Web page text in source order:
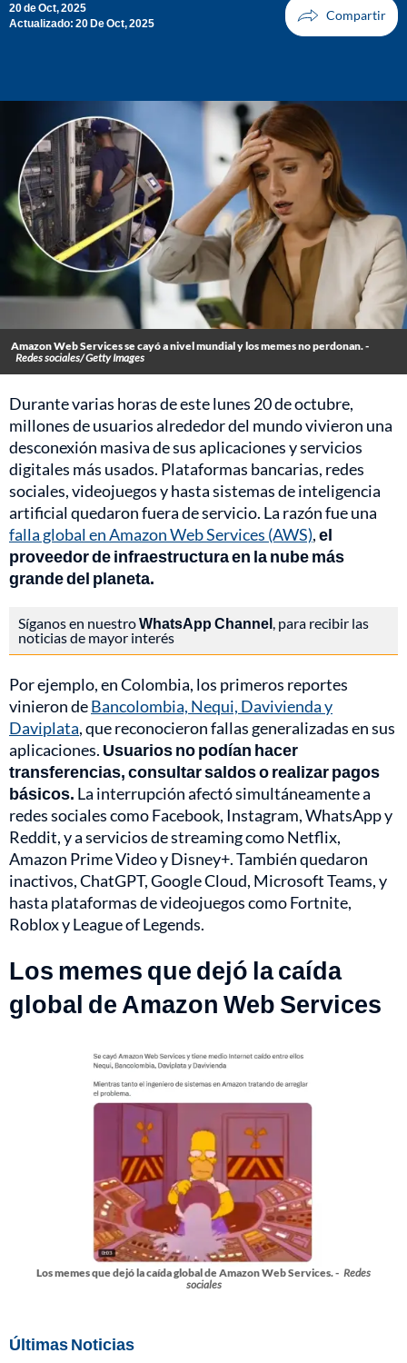
20 de Oct, 2025
Actualizado: 20 De Oct, 2025
Amazon Web Services se cayó a nivel mundial y los memes no perdonan. -
Redes sociales/ Getty Images
Durante varias horas de este lunes 20 de octubre,
millones de usuarios alrededor del mundo vivieron una
desconexión masiva de sus aplicaciones y servicios
digitales más usados. Plataformas bancarias, redes
sociales, videojuegos y hasta sistemas de inteligencia
artificial quedaron fuera de servicio. La razón fue una
falla global en Amazon Web Services (AWS),el
proveedor de infraestructura en la nube más
grande del planeta.
Síganos en nuestroWhatsApp Channel, para recibir las
noticias de mayor interés
Por ejemplo, en Colombia, los primeros reportes
vinieron deBancolombia, Nequi, Davivienda y
Daviplata, que reconocieron fallas generalizadas en sus
aplicaciones. Usuarios no podían hacer
transferencias, consultar saldos o realizar pagos
básicos. La interrupción afectó simultáneamente a
redes sociales como Facebook, Instagram, WhatsApp y
Reddit, y a servicios de streaming como Netflix,
Amazon Prime Video y Disney+. También quedaron
inactivos, ChatGPT, Google Cloud, Microsoft Teams, y
hasta plataformas de videojuegos como Fortnite,
Roblox y League of Legends.
Los memes que dejó la caída
global de Amazon Web Services
Los memes que dejó la caída global de Amazon Web Services. - Redes
sociales
Últimas Noticias